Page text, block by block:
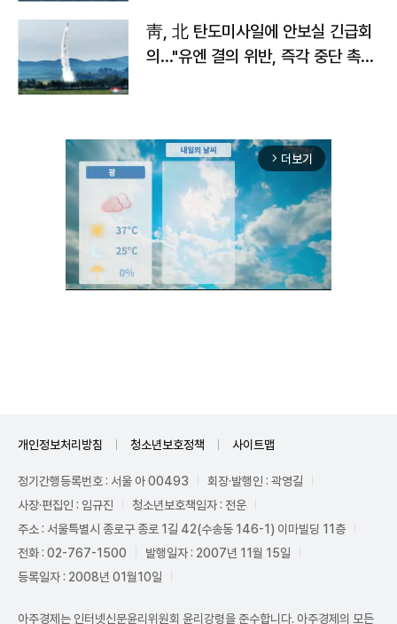
靑, 北 탄도미사일에 안보실 긴급회
의…"유엔 결의 위반, 즉각 중단 촉
arrow_forward_ios 더보기
개인정보처리방침 청소년보호정책 사이트맵
정기간행등록번호 : 서울 아 00493
회장·발행인 : 곽영길
사장·편집인 : 임규진
청소년보호책임자 : 전운
주소 : 서울특별시 종로구 종로 1길 42(수송동 146-1) 이마빌딩 11층
전화 : 02-767-1500
발행일자 : 2007년 11월 15일
등록일자 : 2008년 01월10일
아주경제는 인터넷신문윤리위원회 윤리강령을 준수합니다. 아주경제의 모든